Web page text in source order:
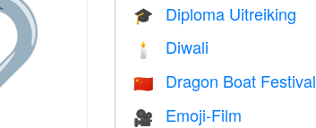
🎓 Diploma Uitreiking
🕯 Diwali
🇨🇳 Dragon Boat Festival
🎥 Emoji-Film